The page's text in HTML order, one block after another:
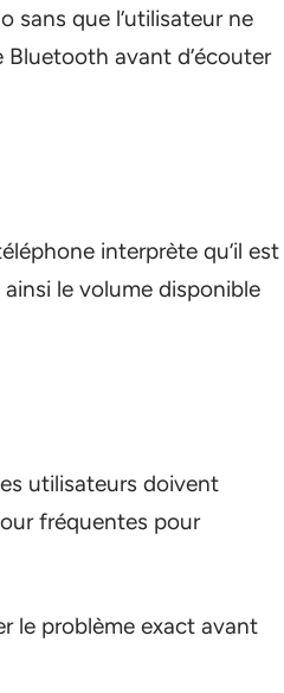
sans que l’utilisateur ne
Bluetooth avant d’écouter
interprète qu’il est
ainsi le volume disponible
utilisateurs doivent
fréquentes pour
le problème exact avant